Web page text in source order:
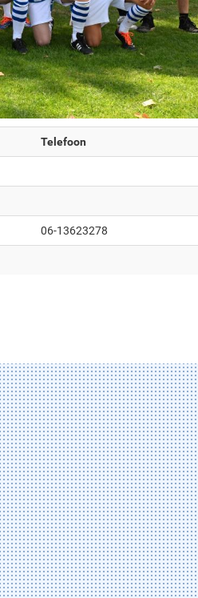
Telefoon
06-13623278